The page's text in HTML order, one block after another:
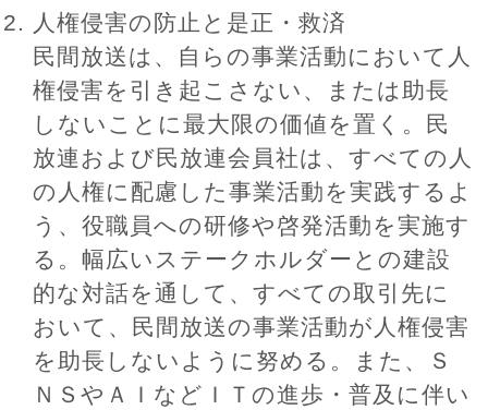
人権侵害の防止と是正・救済
民間放送は、自らの事業活動において人
権侵害を引き起こさない、または助長
しないことに最大限の価値を置く。民
放連および民放連会員社は、すべての人
の人権に配慮した事業活動を実践するよ
う、役職員への研修や啓発活動を実施す
る。幅広いステークホルダーとの建設
的な対話を通して、すべての取引先に
おいて、民間放送の事業活動が人権侵害
を助長しないように努める。また、Ｓ
ＮＳやＡＩなどＩＴの進歩・普及に伴い